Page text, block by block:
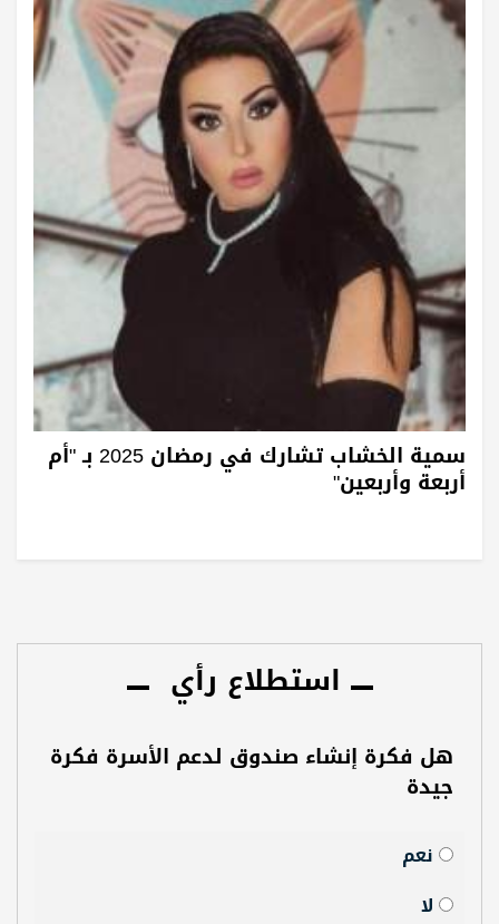
سمية الخشاب تشارك في رمضان 2025 بـ "أم
أربعة وأربعين"
استطلاع رأي
هل فكرة إنشاء صندوق لدعم الأسرة فكرة
جيدة
نعم
لا